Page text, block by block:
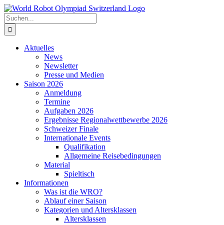
Zum
Inhalt
springen
Suche
nach:
Aktuelles
News
Newsletter
Presse und Medien
Saison 2026
Anmeldung
Termine
Aufgaben 2026
Ergebnisse Regionalwettbewerbe 2026
Schweizer Finale
Internationale Events
Qualifikation
Allgemeine Reisebedingungen
Material
Spieltisch
Informationen
Was ist die WRO?
Ablauf einer Saison
Kategorien und Altersklassen
Altersklassen